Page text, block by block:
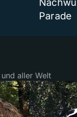
Parade
aller Welt